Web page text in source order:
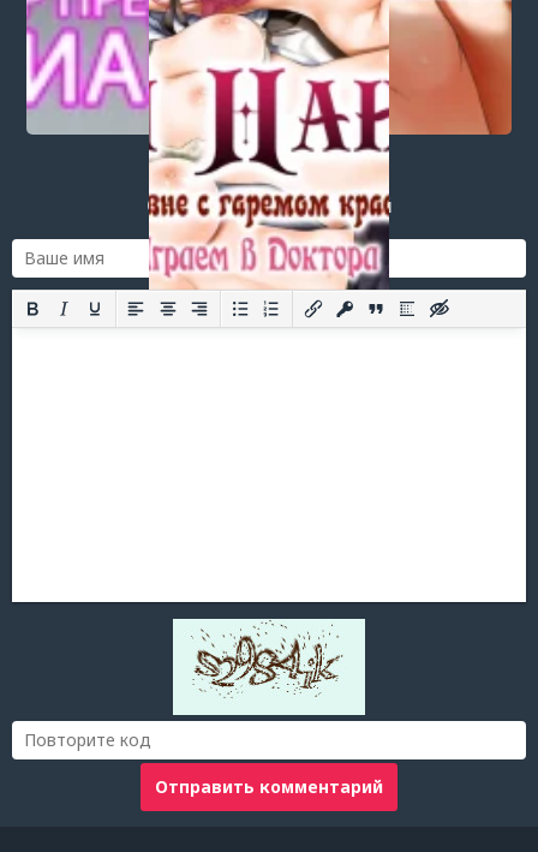
Paradise - Playing Doctor)
Post a comment
Login orregister to post a comment.
Добавить комментарий
Оставить комментарий
Отправить комментарий